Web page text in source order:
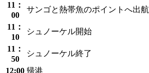
11：
00
サンゴと熱帯魚のポイントへ出航
11：
10
シュノーケル開始
11：
50
シュノーケル終了
12:00 帰港